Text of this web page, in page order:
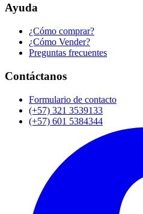
Ayuda
¿Cómo comprar?
¿Cómo Vender?
Preguntas frecuentes
Contáctanos
Formulario de contacto
(+57) 321 3539133
(+57) 601 5384344